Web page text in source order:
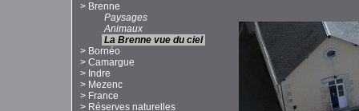
> Brenne
Paysages
Animaux
La Brenne vue du ciel
> Bornéo
> Camargue
> Indre
> Mezenc
> France
> Réserves naturelles